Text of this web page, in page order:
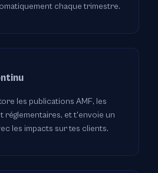
chaque trimestre.
les publications AMF, les
réglementaires, et t'envoie un
les impacts sur tes clients.